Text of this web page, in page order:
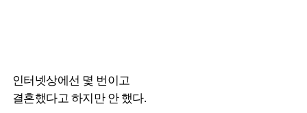
인터넷상에선 몇 번이고
결혼했다고 하지만 안 했다.